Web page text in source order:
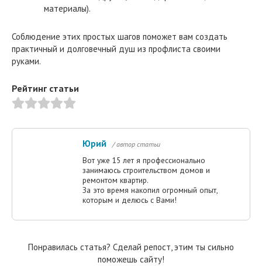
материалы).
Соблюдение этих простых шагов поможет вам создать
практичный и долговечный душ из профлиста своими
руками.
Рейтинг статьи
Юрий / автор статьи
Вот уже 15 лет я профессионально
занимаюсь строительством домов и
ремонтом квартир.
За это время накопил огромный опыт,
которым и делюсь с Вами!
Понравилась статья? Сделай репост, этим ты сильно
поможешь сайту!